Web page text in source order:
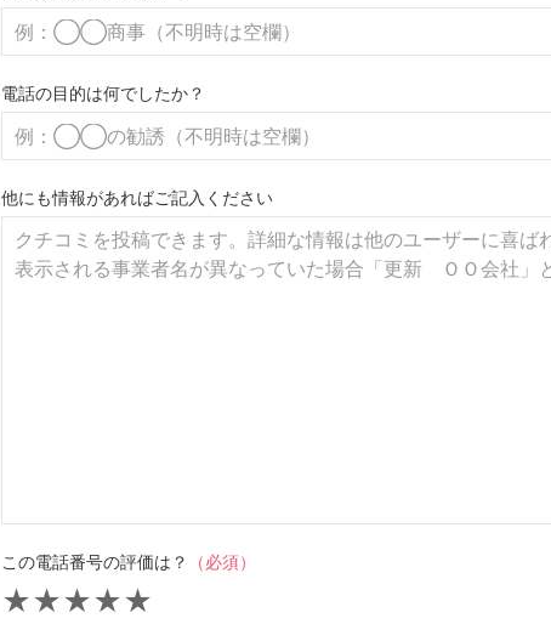
電話の目的は何でしたか？
他にも情報があればご記入ください
この電話番号の評価は？ （必須）
★
★
★
★
★